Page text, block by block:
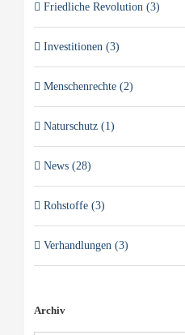
Friedliche Revolution (3)
Investitionen (3)
Menschenrechte (2)
Naturschutz (1)
News (28)
Rohstoffe (3)
Verhandlungen (3)
Archiv